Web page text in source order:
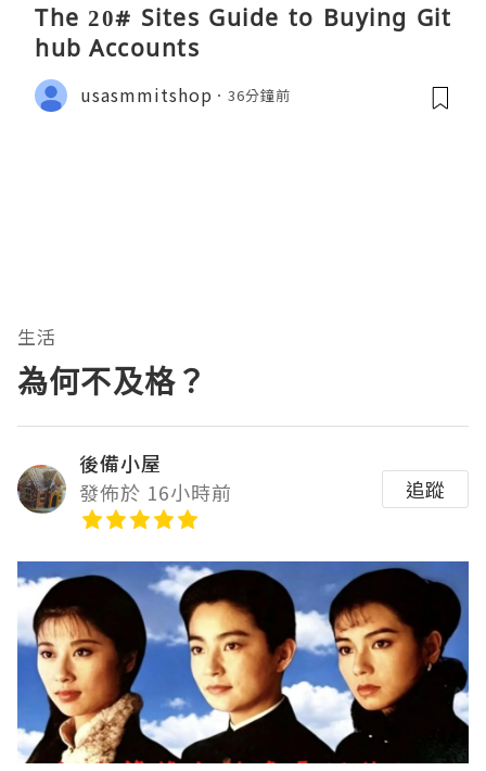
The 20# Sites Guide to Buying Git
hub Accounts
usasmmitshop 36分鐘前
生活
為何不及格？
後備小屋
發佈於 16小時前
追蹤